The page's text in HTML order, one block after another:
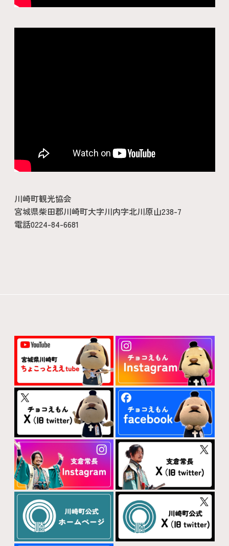
川崎町観光協会
宮城県柴田郡川崎町大字川内字北川原山238-7
電話0224-84-6681